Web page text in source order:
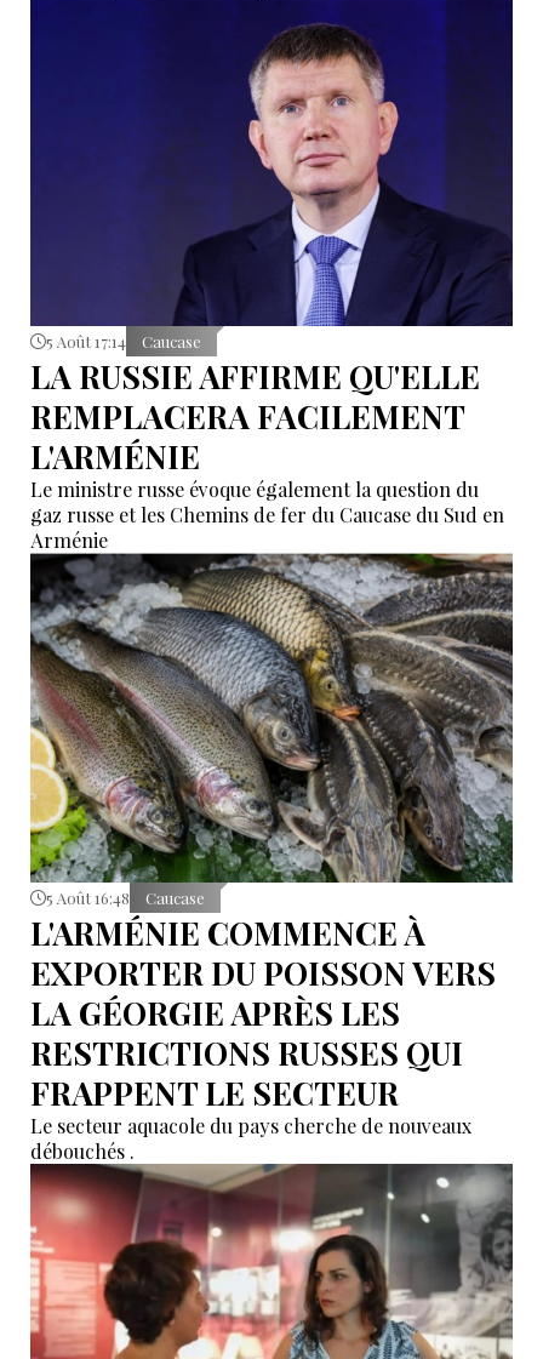
5 Août 17:14 Caucase
LA RUSSIE AFFIRME QU'ELLE
REMPLACERA FACILEMENT
L'ARMÉNIE
Le ministre russe évoque également la question du
gaz russe et les Chemins de fer du Caucase du Sud en
Arménie
5 Août 16:48 Caucase
L'ARMÉNIE COMMENCE À
EXPORTER DU POISSON VERS
LA GÉORGIE APRÈS LES
RESTRICTIONS RUSSES QUI
FRAPPENT LE SECTEUR
Le secteur aquacole du pays cherche de nouveaux
débouchés .